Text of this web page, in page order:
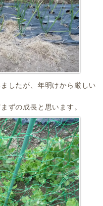
したが、年明けから厳しい
ずの成長と思います。